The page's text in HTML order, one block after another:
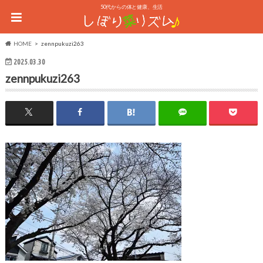
50代からの体と健康、生活
HOME zennpukuzi263
2025.03.30
zennpukuzi263